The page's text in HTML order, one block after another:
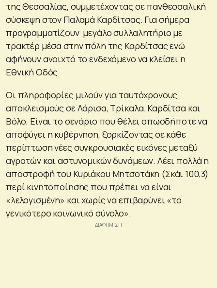
της Θεσσαλίας, συμμετέχοντας σε πανθεσσαλική
σύσκεψη στον Παλαμά Καρδίτσας. Για σήμερα
προγραμματίζουν μεγάλο συλλαλητήριο με
τρακτέρ μέσα στην πόλη της Καρδίτσας ενώ
αφήνουν ανοιχτό το ενδεχόμενο να κλείσει η
Εθνική Οδός.
Οι πληροφορίες μιλούν για ταυτόχρονους
αποκλεισμούς σε Λάρισα, Τρίκαλα, Καρδίτσα και
Βόλο. Είναι το σενάριο που θέλει οπωσδήποτε να
αποφύγει η κυβέρνηση, ξορκίζοντας σε κάθε
περίπτωση νέες συγκρουσιακές εικόνες μεταξύ
αγροτών και αστυνομικών δυνάμεων. Λέει πολλά η
αποστροφή του Κυριάκου Μητσοτάκη (Σκάι 100,3)
περί κινητοποίησης που πρέπει να είναι
«λελογισμένη» και χωρίς να επιβαρύνει «το
γενικότερο κοινωνικό σύνολο».